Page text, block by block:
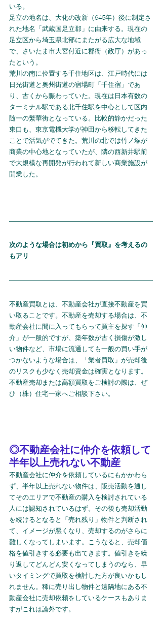
いる。
足立の地名は、大化の改新（645年）後に制定さ
れた地名「武蔵国足立郡」に由来する。現在の
足立区から埼玉県北部にまたがる広大な地域
で、さいたま市大宮付近に郡衙（政庁）があっ
たという。
荒川の南に位置する千住地区は、江戸時代には
日光街道と奥州街道の宿場町「千住宿」であ
り、古くから賑わっていた。現在は日本有数の
ターミナル駅である北千住駅を中心として区内
随一の繁華街となっている。比較的静かだった
東口も、東京電機大学が神田から移転してきた
ことで活気がでてきた。荒川の北では竹ノ塚が
商業の中心地となっていたが、隣の西新井駅前
で大規模な再開発が行われて新しい商業施設が
開業した。
次のような場合は初めから『買取』を考えるの
もアリ
不動産買取とは、不動産会社が直接不動産を買
い取ることです。不動産を売却する場合は、不
動産会社に間に入ってもらって買主を探す「仲
介」が一般的ですが、築年数が古く損傷が激し
い物件など、市場に流通しても一般の買い手が
つかないような場合は、「業者買取」が売却後
のリスクも少なく売却資金は確実となります。
不動産売却または高額買取をご検討の際は、ぜ
ひ（株）住宅一家へご相談下さい。
◎不動産会社に仲介を依頼して
半年以上売れない不動産
不動産会社に仲介を依頼しているにもかかわら
ず、半年以上売れない物件は、販売活動を通し
てそのエリアで不動産の購入を検討されている
人には認知されているはず。その後も売却活動
を続けるとなると「売れ残り」物件と判断され
て、イメージが悪くなり、売却するのがさらに
難しくなってしまいます。こうなると、売却価
格を値引きする必要も出てきます。値引きを繰
り返してどんどん安くなってしまうのなら、早
いタイミングで買取を検討した方が良いかもし
れません。稀に売り出し物件と遠隔地にある不
動産会社に売却依頼をしているケースもありま
すがこれは論外です。